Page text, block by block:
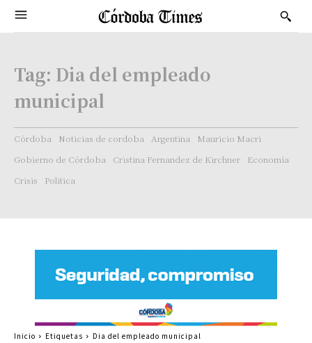
Tag: Dia del empleado
municipal
Córdoba Noticias de cordoba Argentina
Mauricio Macri
Gobierno de Córdoba
Cristina Fernandez de Kirchner
Economía
Crisis
Politica
Inicio Etiquetas Dia del empleado municipal